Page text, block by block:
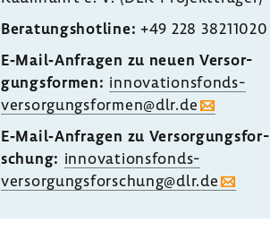
Bera­tungs­hot­line: +49 228 38211020
E‐Mail‐Anfragen zu neuen Versor­
gungs­formen: innovationsfonds-​
versorgungsformen@dlr.de
E‐Mail‐Anfragen zu Versor­gungs­for­
schung: innovationsfonds-​
versorgungsforschung@dlr.de